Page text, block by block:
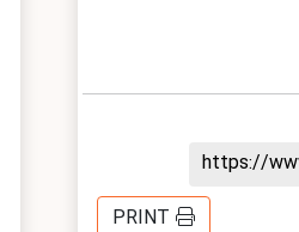
https://
PRINT